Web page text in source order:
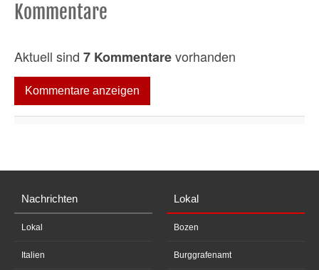
Kommentare
Aktuell sind 7 Kommentarevorhanden
Kommentare anzeigen
Nachrichten
Lokal
Italien
Lokal
Bozen
Burggrafenamt